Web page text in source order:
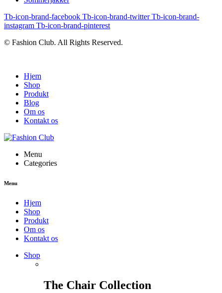
Tb-icon-brand-facebook Tb-icon-brand-twitter Tb-icon-brand-
instagram Tb-icon-brand-pinterest
© Fashion Club. All Rights Reserved.
Hjem
Shop
Produkt
Blog
Om os
Kontakt os
Menu
Categories
Menu
Hjem
Shop
Produkt
Om os
Kontakt os
Shop
The Chair Collection